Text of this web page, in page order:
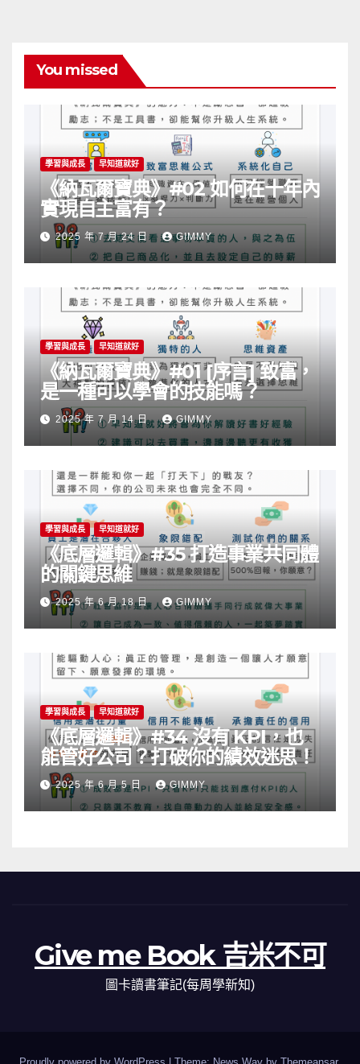
You missed
學習與成長 早知道就好
《納瓦爾寶典》#02 如何在十年內
實現自主富有？
2025 年 7 月 24 日 GIMMY
學習與成長 早知道就好
《納瓦爾寶典》#01 [序言] 致富，
是一種可以學會的技能嗎？
2025 年 7 月 14 日 GIMMY
學習與成長 早知道就好
《底層邏輯》#35 打造事業共同體
的關鍵思維
2025 年 6 月 18 日 GIMMY
學習與成長 早知道就好
《底層邏輯》#34 沒有 KPI，也
能管好公司？打破你的績效迷思！
2025 年 6 月 5 日 GIMMY
Give me Book 吉米不可
圖卡讀書筆記(每周學新知)